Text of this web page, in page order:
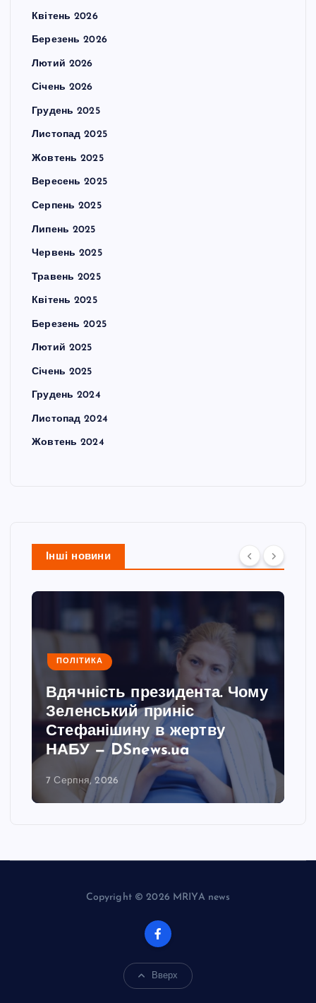
Квітень 2026
Березень 2026
Лютий 2026
Січень 2026
Грудень 2025
Листопад 2025
Жовтень 2025
Вересень 2025
Серпень 2025
Липень 2025
Червень 2025
Травень 2025
Квітень 2025
Березень 2025
Лютий 2025
Січень 2025
Грудень 2024
Листопад 2024
Жовтень 2024
Інші новини
ПОЛІТИКА
Вдячність президента. Чому
Зеленський приніс
Стефанішину в жертву
НАБУ — DSnews.ua
7 Серпня, 2026
Copyright © 2026 MRIYA news
Вверх